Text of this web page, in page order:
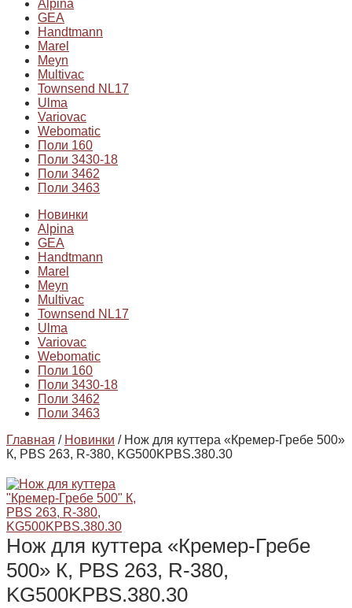
Alpina
GEA
Handtmann
Marel
Meyn
Multivac
Townsend NL17
Ulma
Variovac
Webomatic
Поли 160
Поли 3430-18
Поли 3462
Поли 3463
Новинки
Alpina
GEA
Handtmann
Marel
Meyn
Multivac
Townsend NL17
Ulma
Variovac
Webomatic
Поли 160
Поли 3430-18
Поли 3462
Поли 3463
Главная / Новинки / Нож для куттера «Кремер-Гребе 500»
К, PBS 263, R-380, KG500KPBS.380.30
Нож для куттера «Кремер-Гребе
500» К, PBS 263, R-380,
KG500KPBS.380.30